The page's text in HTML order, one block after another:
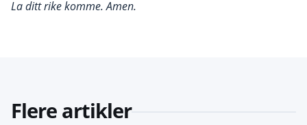
La ditt rike komme. Amen.
Flere artikler